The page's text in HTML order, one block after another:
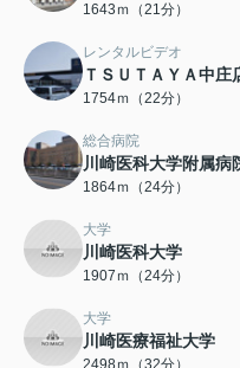
1643ｍ（21分）
レンタルビデオ
ＴＳＵＴＡＹＡ中庄
1754ｍ（22分）
総合病院
川崎医科大学附属病
1864ｍ（24分）
大学
川崎医科大学
1907ｍ（24分）
大学
川崎医療福祉大学